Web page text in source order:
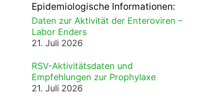
Epidemiologische Informationen:
Daten zur Aktivität der Enteroviren –
Labor Enders
21. Juli 2026
RSV-Aktivitätsdaten und
Empfehlungen zur Prophylaxe
21. Juli 2026